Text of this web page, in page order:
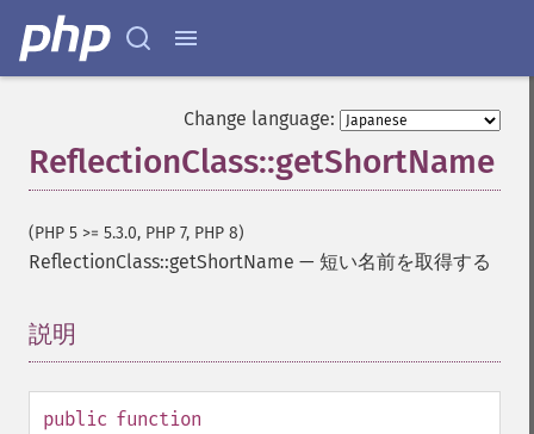
Change language:
ReflectionClass::getShortName
(PHP 5 >= 5.3.0, PHP 7, PHP 8)
ReflectionClass::getShortName — 短い名前を取得する
説明
public function